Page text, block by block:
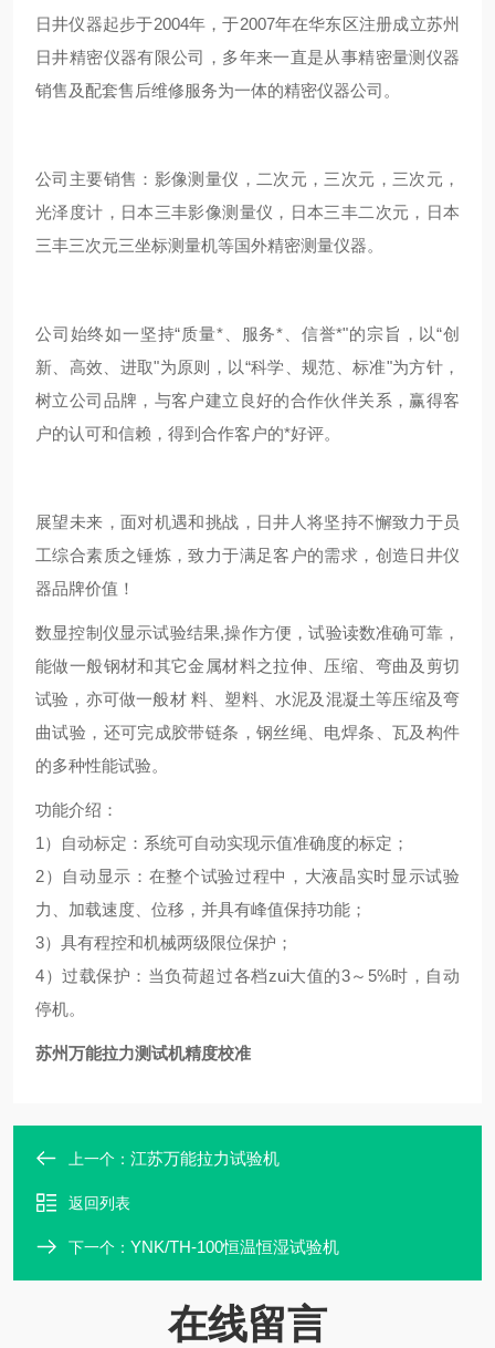
日井仪器起步于2004年，于2007年在华东区注册成立苏州
日井精密仪器有限公司，多年来一直是从事精密量测仪器
销售及配套售后维修服务为一体的精密仪器公司。
公司主要销售：影像测量仪，二次元，三次元，三次元，
光泽度计，日本三丰影像测量仪，日本三丰二次元，日本
三丰三次元三坐标测量机等国外精密测量仪器。
公司始终如一坚持“质量*、服务*、信誉*"的宗旨，以“创
新、高效、进取"为原则，以“科学、规范、标准"为方针，
树立公司品牌，与客户建立良好的合作伙伴关系，赢得客
户的认可和信赖，得到合作客户的*好评。
展望未来，面对机遇和挑战，日井人将坚持不懈致力于员
工综合素质之锤炼，致力于满足客户的需求，创造日井仪
器品牌价值！
数显控制仪显示试验结果,操作方便，试验读数准确可靠，
能做一般钢材和其它金属材料之拉伸、压缩、弯曲及剪切
试验，亦可做一般材 料、塑料、水泥及混凝土等压缩及弯
曲试验，还可完成胶带链条，钢丝绳、电焊条、瓦及构件
的多种性能试验。
功能介绍：
1）自动标定：系统可自动实现示值准确度的标定；
2）自动显示：在整个试验过程中，大液晶实时显示试验
力、加载速度、位移，并具有峰值保持功能；
3）具有程控和机械两级限位保护；
4）过载保护：当负荷超过各档zui大值的3～5%时，自动
停机。
苏州万能拉力测试机精度校准
上一个： 江苏万能拉力试验机
返回列表
下一个： YNK/TH-100恒温恒湿试验机
在线留言